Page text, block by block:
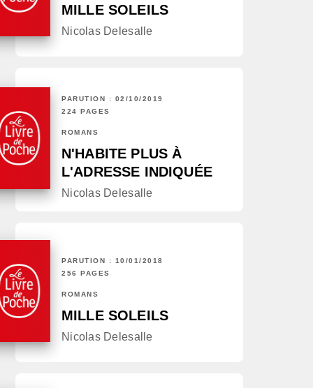
MILLE SOLEILS
Nicolas Delesalle
PARUTION : 02/10/2019
224 PAGES
ROMANS
N'HABITE PLUS À
L'ADRESSE INDIQUÉE
Nicolas Delesalle
PARUTION : 10/01/2018
256 PAGES
ROMANS
MILLE SOLEILS
Nicolas Delesalle